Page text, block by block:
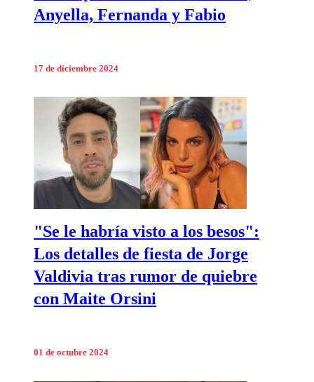
Anyella, Fernanda y Fabio
17 de diciembre 2024
"Se le habría visto a los besos":
Los detalles de fiesta de Jorge
Valdivia tras rumor de quiebre
con Maite Orsini
01 de octubre 2024